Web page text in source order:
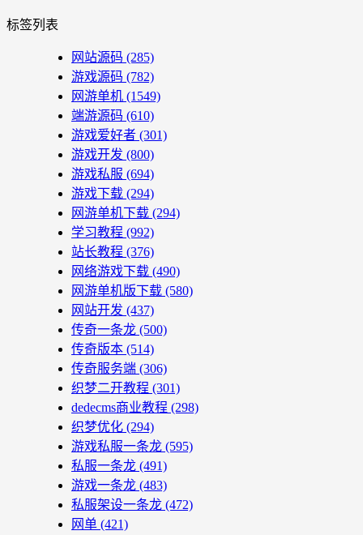
标签列表
网站源码 (285)
游戏源码 (782)
网游单机 (1549)
端游源码 (610)
游戏爱好者 (301)
游戏开发 (800)
游戏私服 (694)
游戏下载 (294)
网游单机下载 (294)
学习教程 (992)
站长教程 (376)
网络游戏下载 (490)
网游单机版下载 (580)
网站开发 (437)
传奇一条龙 (500)
传奇版本 (514)
传奇服务端 (306)
织梦二开教程 (301)
dedecms商业教程 (298)
织梦优化 (294)
游戏私服一条龙 (595)
私服一条龙 (491)
游戏一条龙 (483)
私服架设一条龙 (472)
网单 (421)